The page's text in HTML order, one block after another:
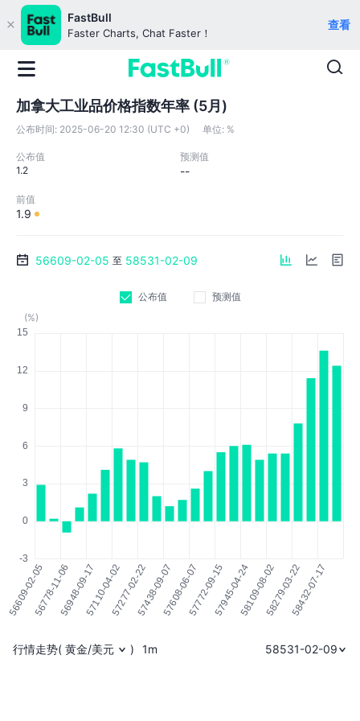
FastBull
Faster Charts, Chat Faster！
查看
加拿大工业品价格指数年率 (5月)
公布时间: 2025-06-20 12:30 (UTC +0) 单位: %
公布值
1.2
预测值
--
前值
1.9
56609-02-05 至 58531-02-09
公布值
预测值
(%)
行情走势( 黄金/美元 ) 1m 58531-02-09